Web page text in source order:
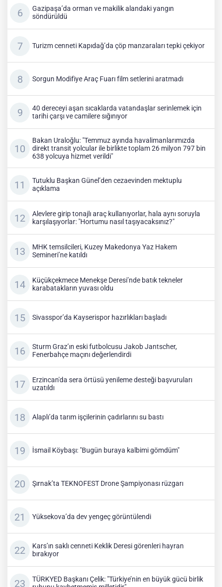
Gazipaşa’da orman ve makilik alandaki yangın
söndürüldü
Turizm cenneti Kapıdağ’da çöp manzaraları tepki çekiyor
Sorgun Modifiye Araç Fuarı film setlerini aratmadı
40 dereceyi aşan sıcaklarda vatandaşlar serinlemek için
tarihi çarşı ve camilere sığınıyor
Bakan Uraloğlu: "Temmuz ayında havalimanlarımızda
direkt transit yolcular ile birlikte toplam 26 milyon 797 bin
638 yolcuya hizmet verildi"
Tutuklu Başkan Günel’den cezaevinden mektuplu
açıklama
Alevlere girip tonajlı araç kullanıyorlar, hala aynı soruyla
karşılaşıyorlar: "Hortumu nasıl taşıyacaksınız?"
MHK temsilcileri, Kuzey Makedonya Yaz Hakem
Semineri’ne katıldı
Küçükçekmece Menekşe Deresi’nde batık tekneler
karabatakların yuvası oldu
Sivasspor’da Kayserispor hazırlıkları başladı
Sturm Graz’ın eski futbolcusu Jakob Jantscher,
Fenerbahçe maçını değerlendirdi
Erzincan'da sera örtüsü yenileme desteği başvuruları
uzatıldı
Alaplı’da tarım işçilerinin çadırlarını su bastı
İsmail Köybaşı: "Bugün buraya kalbimi gömdüm"
Şırnak’ta TEKNOFEST Drone Şampiyonası rüzgarı
Yüksekova’da dev yengeç görüntülendi
Kars’ın saklı cenneti Keklik Deresi görenleri hayran
bırakıyor
TÜRKYED Başkanı Çelik: "Türkiye’nin en büyük gücü birlik